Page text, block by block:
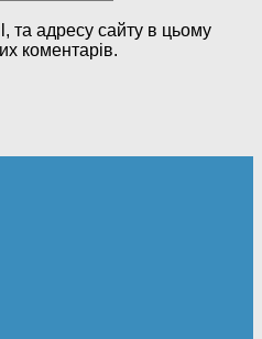
та адресу сайту в цьому
коментарів.